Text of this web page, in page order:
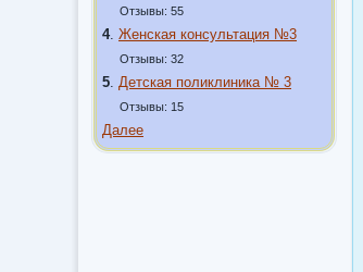
Отзывы: 55
4. Женская консультация №3
Отзывы: 32
5 Детская поликлиника № 3
Отзывы: 15
Далее